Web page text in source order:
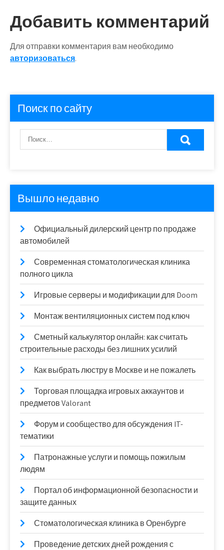
Добавить комментарий
Для отправки комментария вам необходимо
авторизоваться.
Поиск по сайту
Вышло недавно
Официальный дилерский центр по продаже
автомобилей
Современная стоматологическая клиника
полного цикла
Игровые серверы и модификации для Doom
Монтаж вентиляционных систем под ключ
Сметный калькулятор онлайн: как считать
строительные расходы без лишних усилий
Как выбрать люстру в Москве и не пожалеть
Торговая площадка игровых аккаунтов и
предметов Valorant
Форум и сообщество для обсуждения IT-
тематики
Патронажные услуги и помощь пожилым
людям
Портал об информационной безопасности и
защите данных
Стоматологическая клиника в Оренбурге
Проведение детских дней рождения с